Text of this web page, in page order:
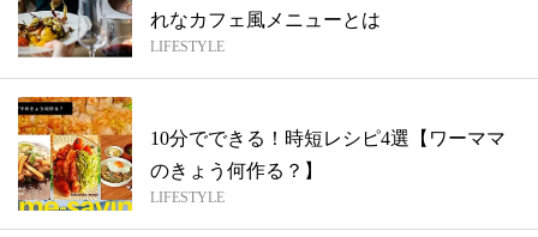
れなカフェ風メニューとは
LIFESTYLE
10分でできる！時短レシピ4選【ワーママ
のきょう何作る？】
LIFESTYLE